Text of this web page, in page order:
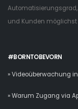
Automatisierungsgrad,
und Kunden
#BORNTOBEVORN
» Videoüberwachung
» Warum Zugang via